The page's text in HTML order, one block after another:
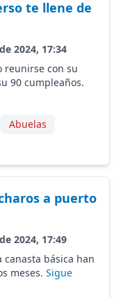
te llene de
2024, 17:34
reunirse con su
90 cumpleaños.
Abuelas
a puerto
2024, 17:49
básica han
meses. Sigue